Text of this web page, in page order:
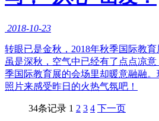
2018-10-23
转眼已是金秋，2018年秋季国际教育
虽是深秋，空气中已经有了点点凉
季国际教育展的会场里却暖意融融
照片来感受昨日的火热气氛吧！
34条记录 1 2 3 4 下一页